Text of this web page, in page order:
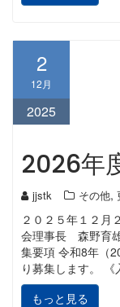
2
12月
2025
2026年
jjstk その他,
２０２５年１２月
会理事長 森野育
集要項 令和8年（
り募集します。
もっと見る